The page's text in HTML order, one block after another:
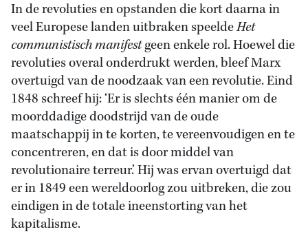
In de revoluties en opstanden die kort daarna in
veel Europese landen uitbraken speeldeHet
communistisch manifestgeen enkele rol. Hoewel die
revoluties overal onderdrukt werden, bleef Marx
overtuigd van de noodzaak van een revolutie. Eind
1848 schreef hij: ‘Er is slechts één manier om de
moorddadige doodstrijd van de oude
maatschappij in te korten, te vereenvoudigen en te
concentreren, en dat is door middel van
revolutionaire terreur.’ Hij was ervan overtuigd dat
er in 1849 een wereldoorlog zou uitbreken, die zou
eindigen in de totale ineenstorting van het
kapitalisme.